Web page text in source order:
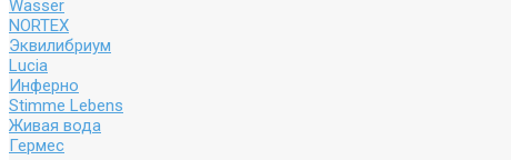
Wasser
NORTEX
Эквилибриум
Lucia
Инферно
Stimme Lebens
Живая вода
Гермес